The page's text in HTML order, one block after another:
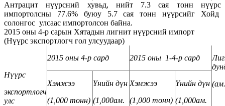
Антрацит нүүрсний хувьд, нийт 7.3 сая тонн нүүрс
импортолсны 77.6% буюу 5.7 сая тонн нүүрсийг Хойд
солонгос улсаас импортолсон байна.
2015 оны 4-р сарын Хятадын лигнит нүүрсний импорт
(Нүүрс экспортлогч гол улсуудаар)
Нүүрс
экспортлогч
улс
2015 оны 4-р сард 2015 оны 1-4-р сард
(
Хэмжээ
(1,000 тонн)
Үнийн дүн
(1,000ам.
Хэмжээ
(1,000 тонн)
Үнийн дүн
(1,000ам.